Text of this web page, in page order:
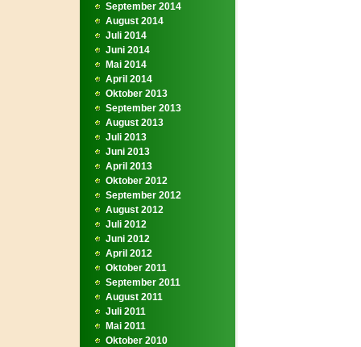
September 2014
August 2014
Juli 2014
Juni 2014
Mai 2014
April 2014
Oktober 2013
September 2013
August 2013
Juli 2013
Juni 2013
April 2013
Oktober 2012
September 2012
August 2012
Juli 2012
Juni 2012
April 2012
Oktober 2011
September 2011
August 2011
Juli 2011
Mai 2011
Oktober 2010